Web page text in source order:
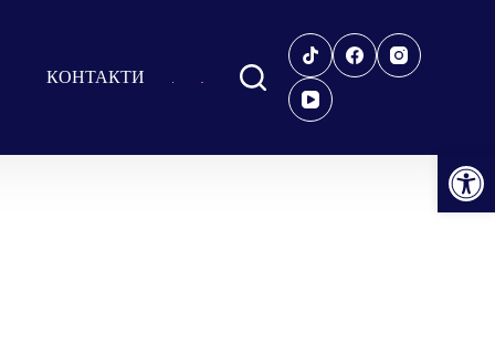
Відкрити Панель інструментів
КОНТАКТИ